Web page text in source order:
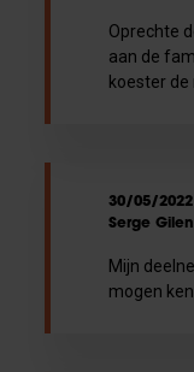
Oprechte
aan de
koester
30/05/2022
Serge Gilen
Mijn
mogen